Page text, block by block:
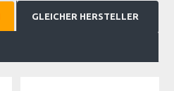
GLEICHER HERSTELLER